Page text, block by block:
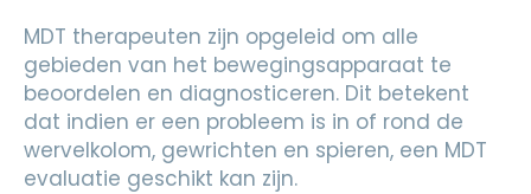
MDT therapeuten zijn opgeleid om alle
gebieden van het bewegingsapparaat te
beoordelen en diagnosticeren. Dit betekent
dat indien er een probleem is in of rond de
wervelkolom, gewrichten en spieren, een MDT
evaluatie geschikt kan zijn.